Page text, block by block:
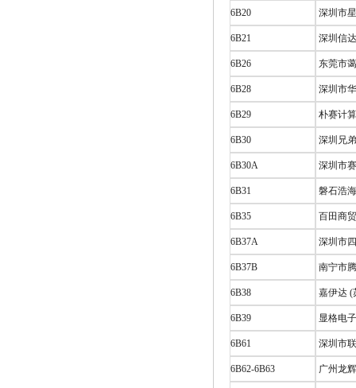
6B20 深圳市
6B21 深圳信
6B26 东莞市
6B28 深圳市
6B29 朴赛计
6B30 深圳兄
6B30A 深圳市
6B31 磐石浩
6B35 百田商
6B37A 深圳市
6B37B 南宁市
6B38 嘉伊达 (
6B39 显格电
6B61 深圳市
6B62-6B63 广州龙